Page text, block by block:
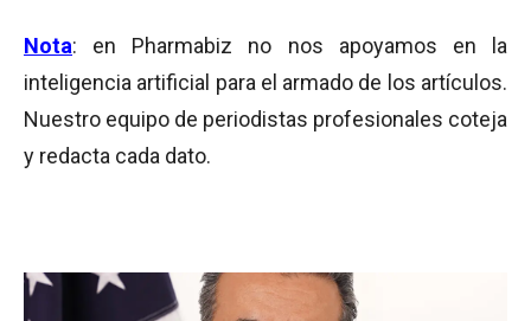
Nota: en Pharmabiz no nos apoyamos en la
inteligencia artificial para el armado de los artículos.
Nuestro equipo de periodistas profesionales coteja
y redacta cada dato.